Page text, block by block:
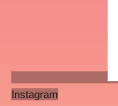
Instagram